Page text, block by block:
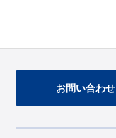
お問い合わせ